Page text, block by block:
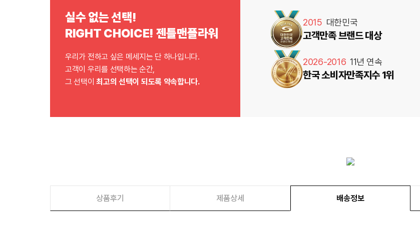
실수 없는 선택!
RIGHT CHOICE! 젠틀맨플라워
우리가 전하고 싶은 메세지는 단 하나입니다.
고객이 우리를 선택하는 순간,
그 선택이최고의 선택이 되도록 약속합니다.
2015 대한민국
고객만족 브랜드 대상
2026-2016 11년 연속
한국 소비자만족지수 1위
상품후기 제품상세 배송정보